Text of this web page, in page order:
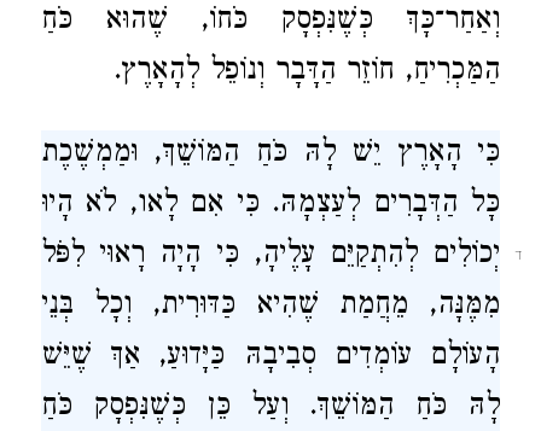
וְאַחַר־כָּךְ כְּשֶׁנִּפְסָק כֹּחוֹ, שֶׁהוּא כֹּחַ
הַמַּכְרִיחַ, חוֹזֵר הַדָּבָר וְנוֹפֵל לְהָאָרֶץ.
ד
כִּי הָאָרֶץ יֵשׁ לָהּ כֹּחַ הַמּוֹשֵׁךְ, וּמַמְשֶׁכֶת
כָּל הַדְּבָרִים לְעַצְמָהּ. כִּי אִם לָאו, לֹא הָיוּ
יְכוֹלִים לְהִתְקַיֵּם עָלֶיהָ, כִּי הָיָה רָאוּי לִפֹּל
מִמֶּנָּה, מֵחֲמַת שֶׁהִיא כַּדּוּרִית, וְכָל בְּנֵי
הָעוֹלָם עוֹמְדִים סְבִיבָהּ כַּיָּדוּעַ, אַךְ שֶׁיֵּשׁ
לָהּ כֹּחַ הַמּוֹשֵׁךְ. וְעַל כֵּן כְּשֶׁנִּפְסָק כֹּחַ